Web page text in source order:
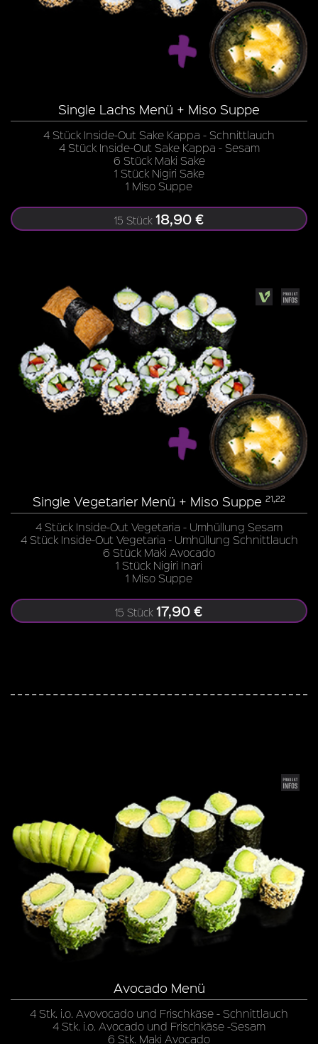
Single Lachs Menü + Miso Suppe
4 Stück Inside-Out Sake Kappa - Schnittlauch
4 Stück Inside-Out Sake Kappa - Sesam
6 Stück Maki Sake
1 Stück Nigiri Sake
1 Miso Suppe
15 Stück 18,90 €
Single Vegetarier Menü + Miso Suppe 21,22
4 Stück Inside-Out Vegetaria - Umhüllung Sesam
4 Stück Inside-Out Vegetaria - Umhüllung Schnittlauch
6 Stück Maki Avocado
1 Stück Nigiri Inari
1 Miso Suppe
15 Stück 17,90 €
Avocado Menü
4 Stk. i.o. Avovocado und Frischkäse - Schnittlauch
4 Stk. i.o. Avocado und Frischkäse -Sesam
6 Stk. Maki Avocado